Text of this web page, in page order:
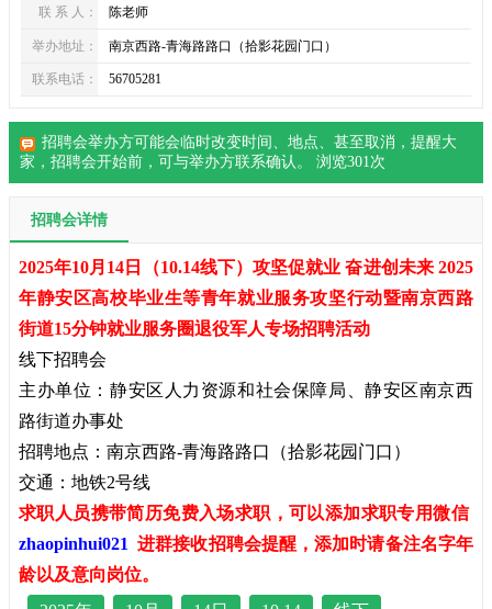
联 系 人： 陈老师
举办地址： 南京西路-青海路路口（拾影花园门口）
联系电话： 56705281
招聘会举办方可能会临时改变时间、地点、甚至取消，提醒大
家， 招聘会开始前，可与举办方联系确认。 浏览301次
招聘会详情
2025年10月14日（10.14线下）攻坚促就业 奋进创未来 2025
年静安区高校毕业生等青年就业服务攻坚行动暨南京西路
街道15分钟就业服务圈退役军人专场招聘活动
线下招聘会
主办单位：静安区人力资源和社会保障局、静安区南京西
路街道办事处
招聘地点：南京西路-青海路路口（拾影花园门口）
交通：地铁2号线
求职人员携带简历免费入场求职，可以添加求职专用微信
zhaopinhui021 进群接收招聘会提醒，添加时请备注名字年
龄以及意向岗位。